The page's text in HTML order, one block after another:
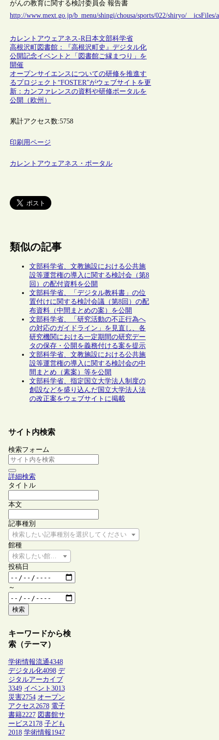
がんの教育に関する検討委員会 報告書
http://www.mext.go.jp/b_menu/shingi/chousa/sports/022/shiryo/
カレントアウェアネス-R 日本文部科学省
高根沢町図書館：『高根沢町史』デジタル化
公開記念イベントと「図書館ご縁まつり」を
開催
オープンサイエンスについての研修を推進す
るプロジェクト“FOSTER”がウェブサイトを更
新：カンファレンスの資料や研修ポータルを
公開（欧州）
累計アクセス数:5758
印刷用ページ
カレントアウェアネス・ポータル
類似の記事
文部科学省、文教施設における公共施
設等運営権の導入に関する検討会（第8
回）の配付資料を公開
文部科学省、「デジタル教科書」の位
置付けに関する検討会議（第8回）の配
布資料（中間まとめの案）を公開
文部科学省、「研究活動の不正行為へ
の対応のガイドライン」を見直し、各
研究機関における一定期間の研究デー
タの保存・公開を義務付ける案を提示
文部科学省、文教施設における公共施
設等運営権の導入に関する検討会の中
間まとめ（素案）等を公開
文部科学省、指定国立大学法人制度の
創設などを盛り込んだ国立大学法人法
の改正案をウェブサイトに掲載
サイト内検索
検索フォーム
詳細検索
タイトル
本文
記事種別
検索したい記事種別を選択してください
館種
検索したい館種を選択してください
投稿日
～
検索
キーワードから検
索（テーマ）
学術情報流通4348
デジタル化4098 デ
ジタルアーカイブ
3349 イベント 3013
災害2754 オープン
アクセス2678 電子
書籍2227 図書館サ
ービス2178 子ども
2018 学術情報1947